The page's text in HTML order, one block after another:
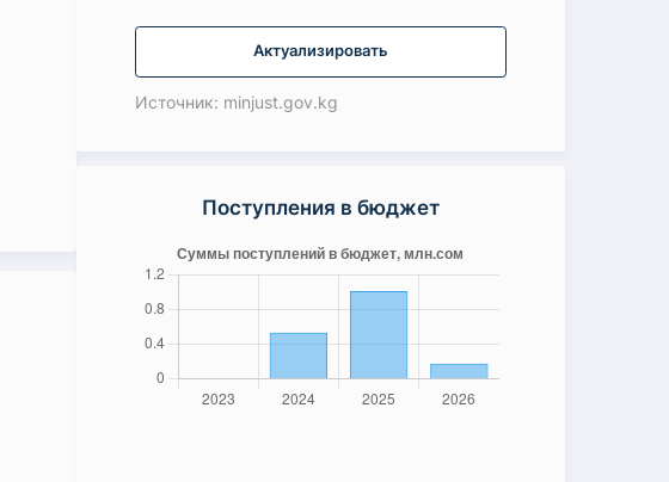
Актуализировать
Источник: minjust.gov.kg
Поступления в бюджет